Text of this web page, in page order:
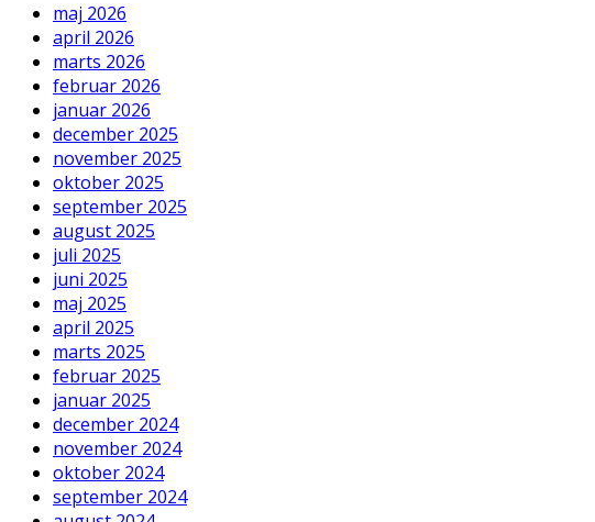
maj 2026
april 2026
marts 2026
februar 2026
januar 2026
december 2025
november 2025
oktober 2025
september 2025
august 2025
juli 2025
juni 2025
maj 2025
april 2025
marts 2025
februar 2025
januar 2025
december 2024
november 2024
oktober 2024
september 2024